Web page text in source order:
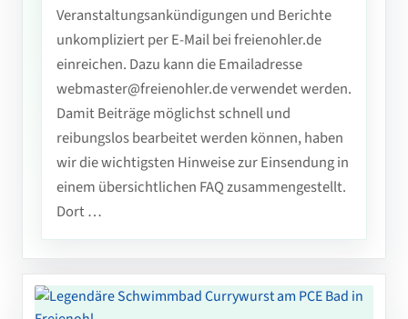
Veranstaltungsankündigungen und Berichte
unkompliziert per E-Mail bei freienohler.de
einreichen. Dazu kann die Emailadresse
webmaster@freienohler.de verwendet werden.
Damit Beiträge möglichst schnell und
reibungslos bearbeitet werden können, haben
wir die wichtigsten Hinweise zur Einsendung in
einem übersichtlichen FAQ zusammengestellt.
Dort …